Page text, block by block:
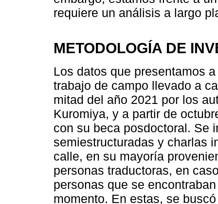
requiere un análisis a largo
METODOLOGÍA DE
Los datos que presentamos
trabajo de campo llevado a
mitad del año 2021 por los
Kuromiya, y a partir de
con su beca posdoctoral. Se
semiestructuradas y charlas
calle, en su mayoría
personas traductoras, en
personas que se
momento. En estas, se